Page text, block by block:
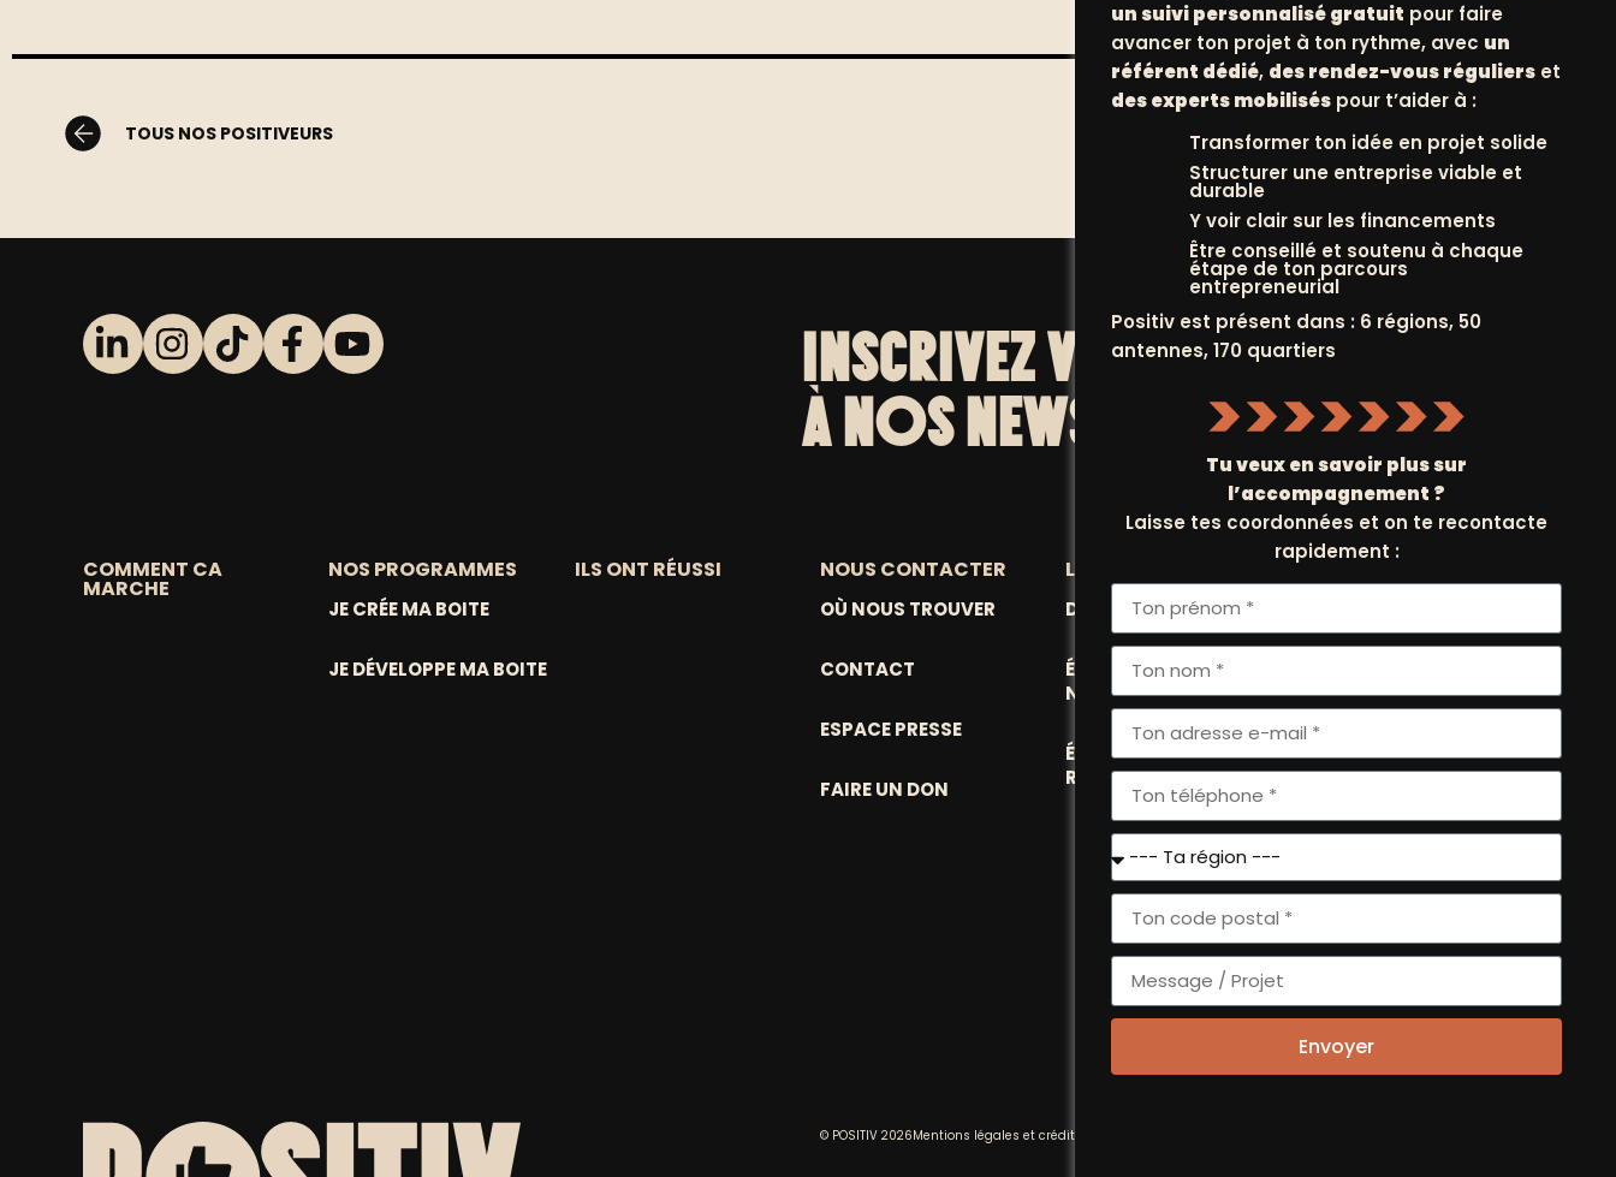
TOUS NOS POSITIVEURS
INSCRIVEZ VOUS
À NOS NEWSLETTERS
+
COMMENT CA
MARCHE
NOS PROGRAMMES
JE CRÉE MA BOITE
JE DÉVELOPPE MA BOITE
ILS ONT RÉUSSI NOUS CONTACTER
OÙ NOUS TROUVER
CONTACT
ESPACE PRESSE
FAIRE UN DON
L'ACTUALITÉ
DERNIÈRES ACTUS
ÉVÉNEMENTS
NATIONAUX
ÉVÉNEMENTS
RÉGIONNAUX
CONNAISSANCE
HISTOIRE ET
GOUVERNANCE
MISSION ET IMPACT
NOS PARTENAIRES
NOS RÉGIONS
NOUS REJOINDRE
© POSITIV 2026Mentions légales et crédits
un suivi personnalisé gratuit pour faire
avancer ton projet à ton rythme, avec un
référent dédié, des rendez-vous réguliers et
des experts mobilisés pour t’aider à :
Transformer ton idée en projet solide
Structurer une entreprise viable et
durable
Y voir clair sur les financements
Être conseillé et soutenu à chaque
étape de ton parcours
entrepreneurial
Positiv est présent dans : 6 régions, 50
antennes, 170 quartiers
Tu veux en savoir plus sur
l’accompagnement ?
Laisse tes coordonnées et on te recontacte
rapidement :
Envoyer